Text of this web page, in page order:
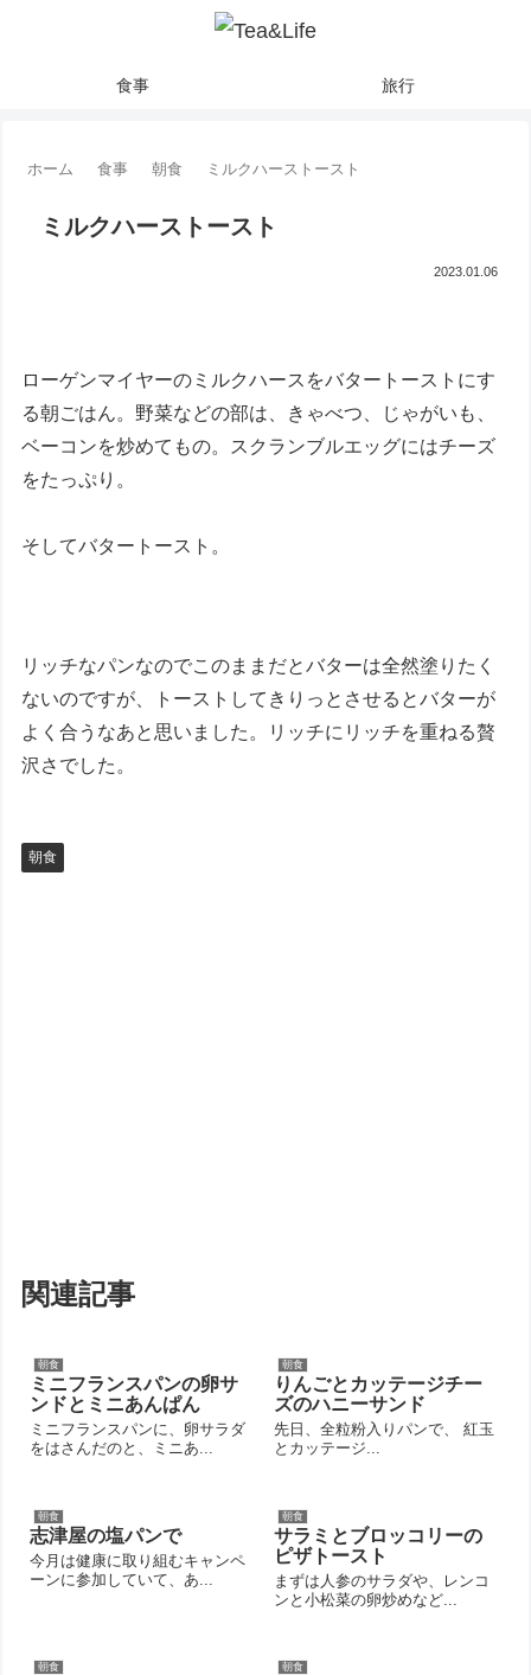
食事 旅行
ホーム 食事 朝食 ミルクハーストースト
ミルクハーストースト
2023.01.06
ローゲンマイヤーのミルクハースをバタートーストにす
る朝ごはん。野菜などの部は、きゃべつ、じゃがいも、
ベーコンを炒めてもの。スクランブルエッグにはチーズ
をたっぷり。
そしてバタートースト。
リッチなパンなのでこのままだとバターは全然塗りたく
ないのですが、トーストしてきりっとさせるとバターが
よく合うなあと思いました。リッチにリッチを重ねる贅
沢さでした。
朝食
関連記事
朝食
ミニフランスパンの卵サ
ンドとミニあんぱん
ミニフランスパンに、卵サラダ
をはさんだのと、ミニあ...
朝食
りんごとカッテージチー
ズのハニーサンド
先日、全粒粉入りパンで、 紅玉
とカッテージ...
朝食
志津屋の塩パンで
今月は健康に取り組むキャンペ
ーンに参加していて、あ...
朝食
サラミとブロッコリーの
ピザトースト
まずは人参のサラダや、レンコ
ンと小松菜の卵炒めなど...
朝食 朝食